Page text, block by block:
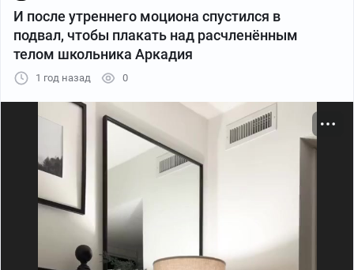
И после утреннего моциона спустился в
подвал, чтобы плакать над расчленённым
телом школьника Аркадия
1 год назад 0